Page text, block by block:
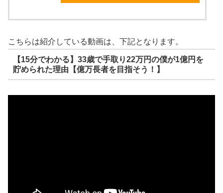
こちらは紹介している動画は、下記となります。
【15分でわかる】33歳で手取り22万円の僕が1億円を
貯められた理由【億万長者を目指そう！】